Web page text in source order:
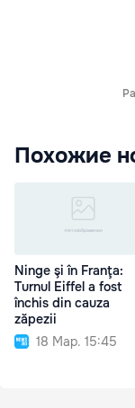
Похожие
Ninge şi în Franţa:
Turnul Eiffel a fost
închis din cauza
zăpezii
18 Мар. 15:45